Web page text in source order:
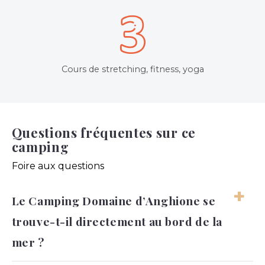
Cours de stretching, fitness, yoga
Questions fréquentes sur ce
camping
Foire aux questions
Le Camping Domaine d’Anghione se
trouve-t-il directement au bord de la
mer ?